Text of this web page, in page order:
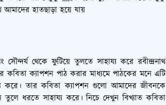
হাতছাড়া হয়ে যায়
থেকে ফুটিয়ে তুলতে সাহায্য করে রবীন্দ্রনাথ
কবিতা ক্যাপশন পাঠ করার মাধ্যমে পাঠকের মনে এটি
করে। তার কবিতা ক্যাপশন গুলো আমাদের জীবনকে
ধরতে সাহায্য করে। নিচে দেখুন বিখ্যাত কবিতা